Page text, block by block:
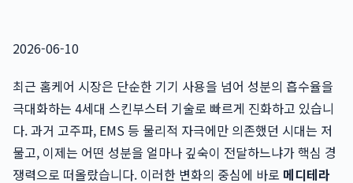
2026-06-10
최근 홈케어 시장은 단순한 기기 사용을 넘어 성분의 흡수율을
극대화하는 4세대 스킨부스터 기술로 빠르게 진화하고 있습니
다. 과거 고주파, EMS 등 물리적 자극에만 의존했던 시대는 저
물고, 이제는 어떤 성분을 얼마나 깊숙이 전달하느냐가 핵심 경
쟁력으로 떠올랐습니다. 이러한 변화의 중심에 바로 메디테라